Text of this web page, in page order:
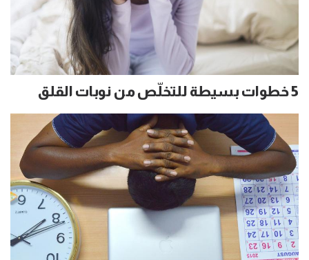
5 خطوات بسيطة للتخلّص من نوبات القلق